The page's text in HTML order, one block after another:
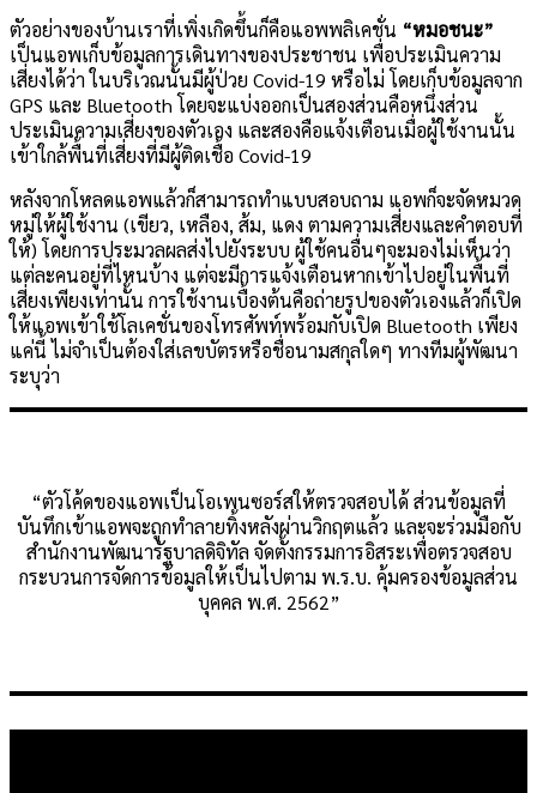
ตัวอย่างของบ้านเราที่เพิ่งเกิดขึ้นก็คือแอพพลิเคชั่น “หมอชนะ”
เป็นแอพเก็บข้อมูลการเดินทางของประชาชน เพื่อประเมินความ
เสี่ยงได้ว่า ในบริเวณนั้นมีผู้ป่วย Covid-19 หรือไม่ โดยเก็บข้อมูลจาก
GPS และ Bluetooth โดยจะแบ่งออกเป็นสองส่วนคือหนึ่งส่วน
ประเมินความเสี่ยงของตัวเอง และสองคือแจ้งเตือนเมื่อผู้ใช้งานนั้น
เข้าใกล้พื้นที่เสี่ยงที่มีผู้ติดเชื้อ Covid-19
หลังจากโหลดแอพแล้วก็สามารถทำแบบสอบถาม แอพก็จะจัดหมวด
หมู่ให้ผู้ใช้งาน (เขียว, เหลือง, ส้ม, แดง ตามความเสี่ยงและคำตอบที่
ให้) โดยการประมวลผลส่งไปยังระบบ ผู้ใช้คนอื่นๆจะมองไม่เห็นว่า
แต่ละคนอยู่ที่ไหนบ้าง แต่จะมีการแจ้งเตือนหากเข้าไปอยู่ในพื้นที่
เสี่ยงเพียงเท่านั้น การใช้งานเบื้องต้นคือถ่ายรูปของตัวเองแล้วก็เปิด
ให้แอพเข้าใช้โลเคชั่นของโทรศัพท์พร้อมกับเปิด Bluetooth เพียง
แค่นี้ ไม่จำเป็นต้องใส่เลขบัตรหรือชื่อนามสกุลใดๆ ทางทีมผู้พัฒนา
ระบุว่า
“ตัวโค้ดของแอพเป็นโอเพนซอร์สให้ตรวจสอบได้ ส่วนข้อมูลที่
บันทึกเข้าแอพจะถูกทำลายทิ้งหลังผ่านวิกฤตแล้ว และจะร่วมมือกับ
สำนักงานพัฒนารัฐบาลดิจิทัล จัดตั้งกรรมการอิสระเพื่อตรวจสอบ
กระบวนการจัดการข้อมูลให้เป็นไปตาม พ.ร.บ. คุ้มครองข้อมูลส่วน
บุคคล พ.ศ. 2562”